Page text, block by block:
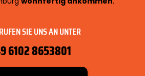
SIE UNS AN UNTER
6102 8653801